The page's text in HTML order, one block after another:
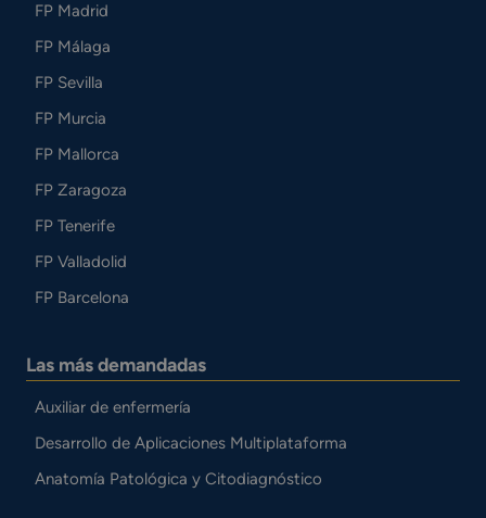
FP Madrid
FP Málaga
FP Sevilla
FP Murcia
FP Mallorca
FP Zaragoza
FP Tenerife
FP Valladolid
FP Barcelona
Las más demandadas
Auxiliar de enfermería
Desarrollo de Aplicaciones Multiplataforma
Anatomía Patológica y Citodiagnóstico